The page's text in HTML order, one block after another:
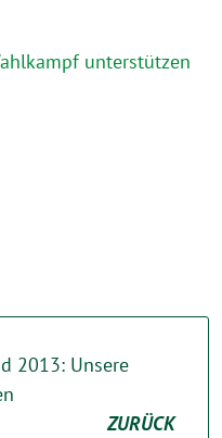
unterstützen
2013: Unsere
ZURÜCK